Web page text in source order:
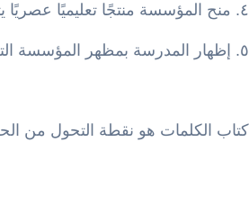
٤. منح المؤسسة منتجًا تعليميًا عصريًا يتماشى مع مناهج اللغة الحديثة
٥. إظهار المدرسة بمظهر المؤسسة التي تبني كاتبًا ناطقًا، لا ناسخًا صامتًا
كتاب الكلمات هو نقطة التحول من